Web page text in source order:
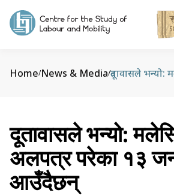
Home/News & Media/
दूतावासले भन्यो:
अलपत्र परेका १३
आउँदैछन्